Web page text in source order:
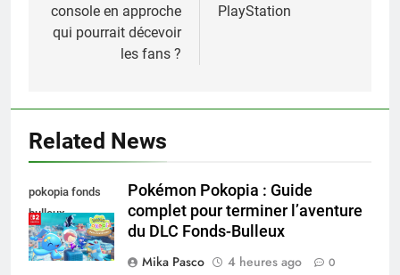
console en approche
qui pourrait décevoir
les fans ?
PlayStation
Related News
pokopia fonds
bulleux
Pokémon Pokopia : Guide
complet pour terminer l’aventure
du DLC Fonds-Bulleux
Mika Pasco
4 heures ago 0